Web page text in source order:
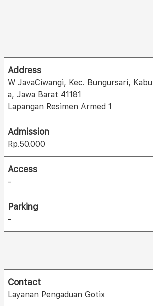
Address
W JavaCiwangi, Kec. Bungursari,
a, Jawa Barat 41181
Lapangan Resimen Armed 1
Admission
Rp.50.000
Access
-
Parking
-
Contact
Layanan Pengaduan Gotix